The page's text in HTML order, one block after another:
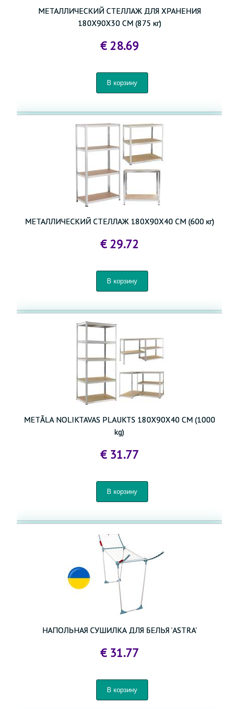
МЕТАЛЛИЧЕСКИЙ СТЕЛЛАЖ ДЛЯ ХРАНЕНИЯ
180X90X30 СМ (875 кг)
€ 28.69
МЕТАЛЛИЧЕСКИЙ СТЕЛЛАЖ 180X90X40 СМ (600 кг)
€ 29.72
МЕТĀLА NOLIKTAVAS PLAUKTS 180X90X40 CM (1000
kg)
€ 31.77
НАПОЛЬНАЯ СУШИЛКА ДЛЯ БЕЛЬЯ 'ASTRA'
€ 31.77